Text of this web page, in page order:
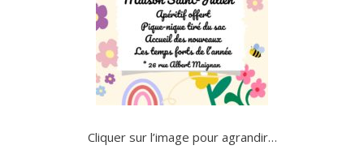
Cliquer sur l’image pour agrandir…